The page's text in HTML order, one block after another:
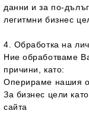
данни и за по-
легитмни бизнес
4. Обработка на
Ние обработваме
причини, като:
Оперираме нашия
За бизнес цели
сайта